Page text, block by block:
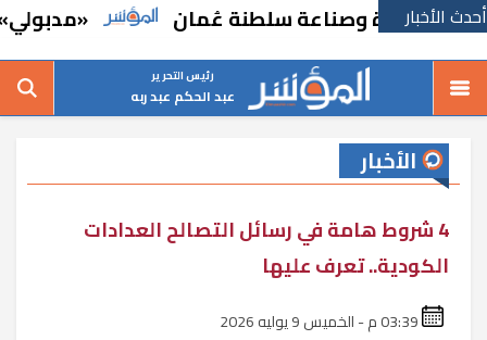
أحدث الأخبار
تجارة وصناعة سلطنة عُمان «مدبولي»
رئيس التحرير
عبد الحكم عبد ربه
الأخبار
4 شروط هامة في رسائل التصالح العدادات
الكودية.. تعرف عليها